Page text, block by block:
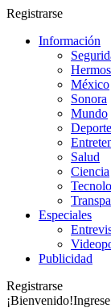
Registrarse
Información
México
Sonora
Mundo
Salud
Ciencia
Especiales
Publicidad
Registrarse
¡Bienvenido!